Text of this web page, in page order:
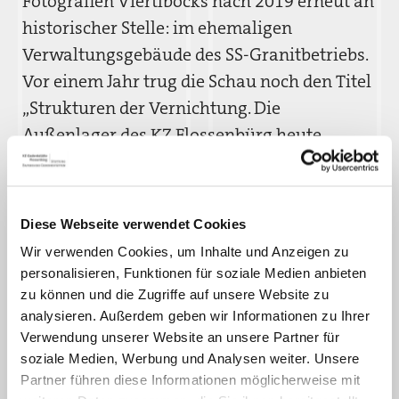
Diese Webseite verwendet Cookies
Wir verwenden Cookies, um Inhalte und Anzeigen zu
personalisieren, Funktionen für soziale Medien anbieten
zu können und die Zugriffe auf unsere Website zu
analysieren. Außerdem geben wir Informationen zu Ihrer
Verwendung unserer Website an unsere Partner für
soziale Medien, Werbung und Analysen weiter. Unsere
Partner führen diese Informationen möglicherweise mit
historischer Stelle: im ehemaligen
Verwaltungsgebäude des SS-Granitbetriebs.
Vor einem Jahr trug die Schau noch den Titel
„Strukturen der Vernichtung. Die
Außenlager des KZ Flossenbürg heute.
Fotografien von Rainer Viertelböck.“ Seit
Künstlers jedoch erweitert, so dass die jetzt
in Flossenbürg präsentierten Arbeiten unter
dem Titel „UN SICHTBAR“ gezeigt werden.
Unter diesem Titel wird die Ausstellung ab
2021 schließlich auch an ausgewählten
Orten in Sachsen und der Tschechischen
Republik zu sehen sein.